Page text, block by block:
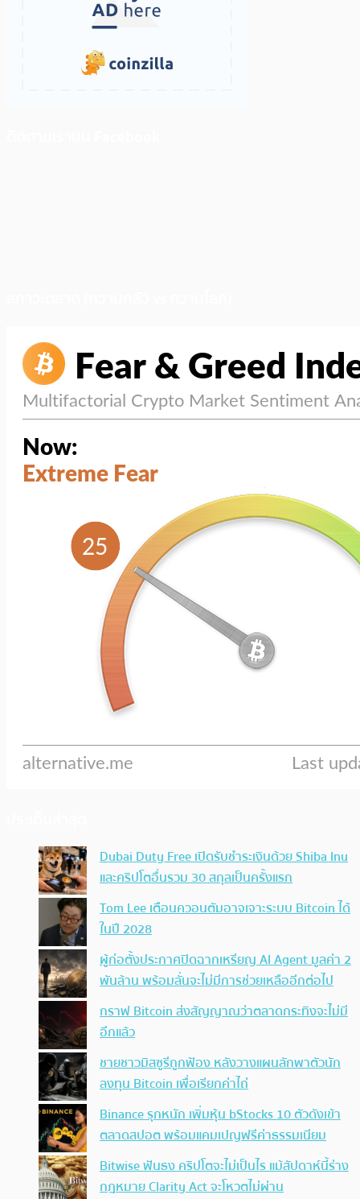
Dubai Duty Free เปิดรับชำระเงินด้วย Shiba Inu
และคริปโตอื่นรวม 30 สกุลเป็นครั้งแรก
Tom Lee เตือนควอนตัมอาจเจาะระบบ Bitcoin ได้
ในปี 2028
ผู้ก่อตั้งประกาศปิดฉากเหรียญ AI Agent มูลค่า 2
พันล้าน พร้อมลั่นจะไม่มีการช่วยเหลืออีกต่อไป
กราฟ Bitcoin ส่งสัญญาณว่าตลาดกระทิงจะไม่มี
อีกแล้ว
ชายชาวมิสซูรีถูกฟ้อง หลังวางแผนลักพาตัวนัก
ลงทุน Bitcoin เพื่อเรียกค่าไถ่
Binance รุกหนัก เพิ่มหุ้น bStocks 10 ตัวดังเข้า
ตลาดสปอต พร้อมแคมเปญฟรีค่าธรรมเนียม
Bitwise ฟันธง คริปโตจะไม่เป็นไร แม้สัปดาห์นี้ร่าง
กฎหมาย Clarity Act จะโหวตไม่ผ่าน